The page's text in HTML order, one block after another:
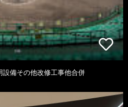
備その他改修工事他合併